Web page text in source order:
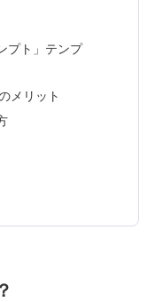
プト」テンプ
メリット